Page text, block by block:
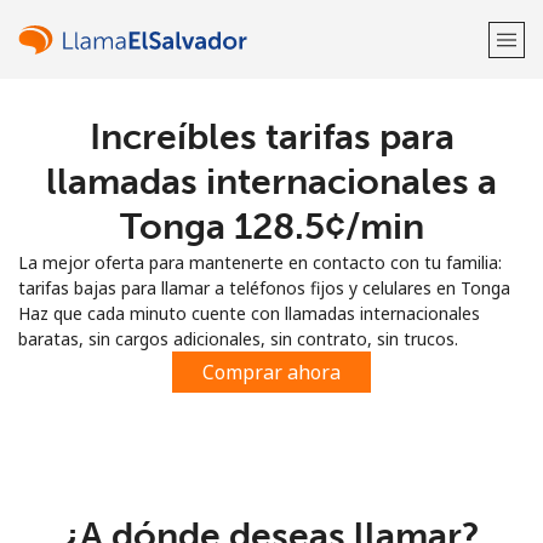
¡Bienvenido!
Regístrate con
Increíbles tarifas para
llamadas internacionales a
Tonga ⁦128.5¢⁩/min
La mejor oferta para mantenerte en contacto con tu familia:
tarifas bajas para llamar a teléfonos fijos y celulares en Tonga
Haz que cada minuto cuente con llamadas internacionales
baratas, sin cargos adicionales, sin contrato, sin trucos.
Comprar ahora